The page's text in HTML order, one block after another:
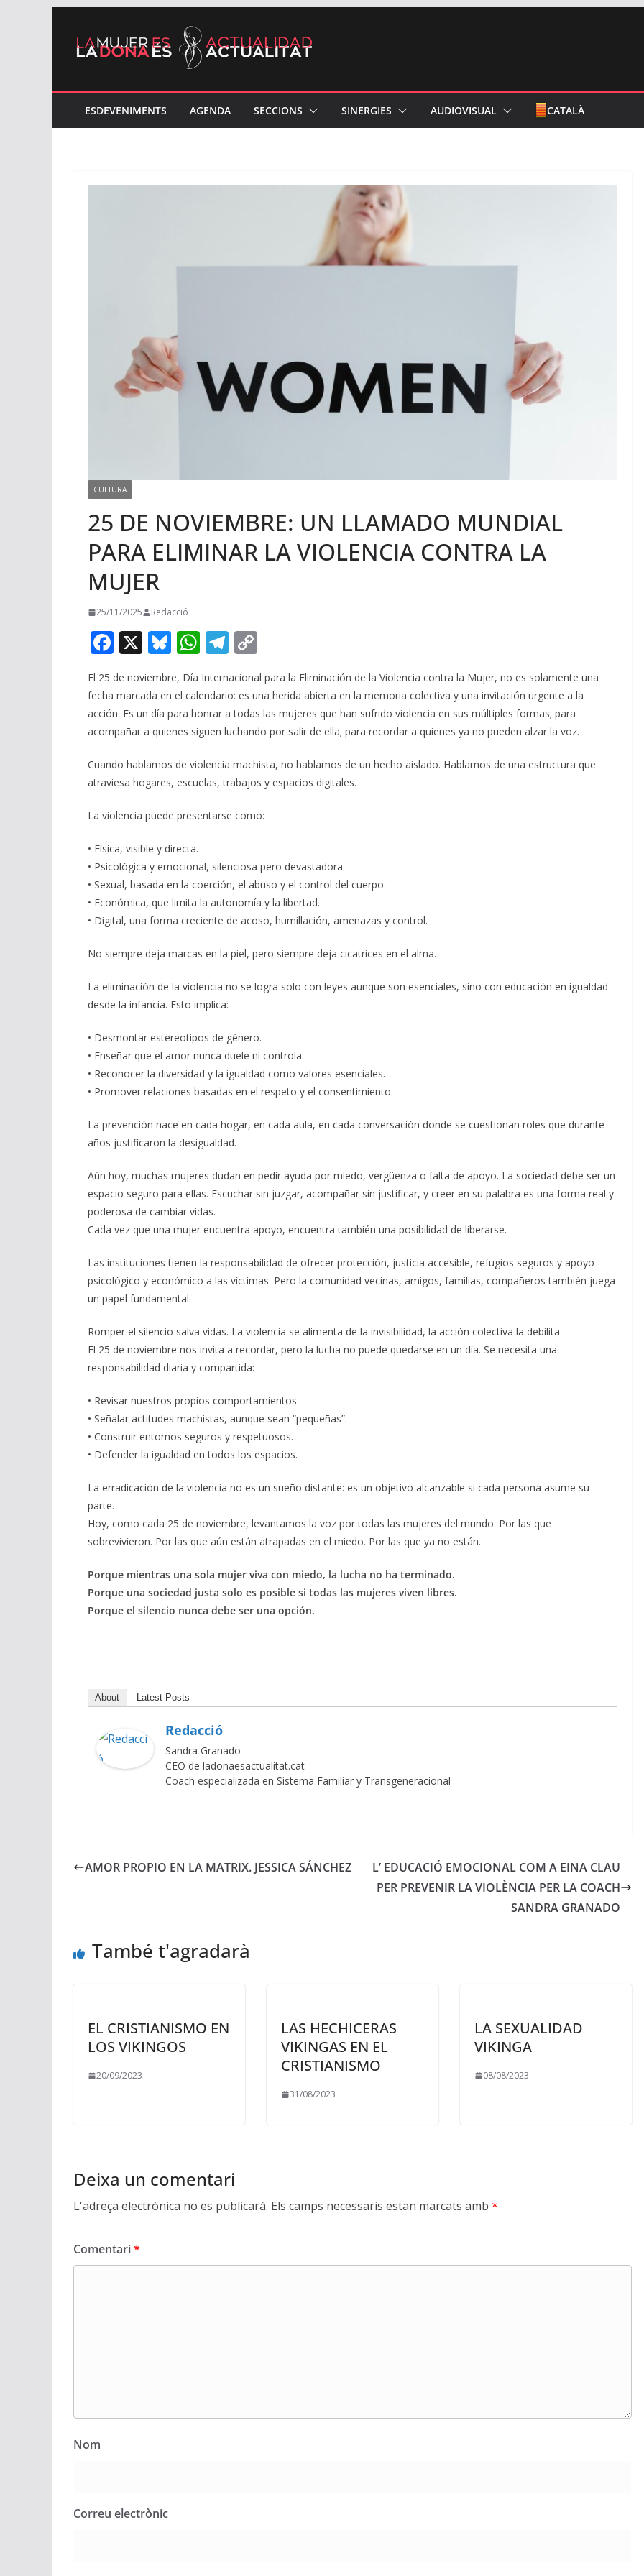
content
ESDEVENIMENTS AGENDA SECCIONS SINERGIES AUDIOVISUAL CATALÀ
CULTURA
25 DE NOVIEMBRE: UN LLAMADO MUNDIAL
PARA ELIMINAR LA VIOLENCIA CONTRA LA
MUJER
25/11/2025 Redacció
F
ac
e
b
o
o
k
X Bl
e
sk
y
W
at
s
A
p
p
T
e
gr
a
m
o
p
y
Li
n
k
El 25 de noviembre, Día Internacional para la Eliminación de la Violencia contra la Mujer, no es solamente una
fecha marcada en el calendario: es una herida abierta en la memoria colectiva y una invitación urgente a la
acción. Es un día para honrar a todas las mujeres que han sufrido violencia en sus múltiples formas; para
acompañar a quienes siguen luchando por salir de ella; para recordar a quienes ya no pueden alzar la voz.
Cuando hablamos de violencia machista, no hablamos de un hecho aislado. Hablamos de una estructura que
atraviesa hogares, escuelas, trabajos y espacios digitales.
La violencia puede presentarse como:
• Física, visible y directa.
• Psicológica y emocional, silenciosa pero devastadora.
• Sexual, basada en la coerción, el abuso y el control del cuerpo.
• Económica, que limita la autonomía y la libertad.
• Digital, una forma creciente de acoso, humillación, amenazas y control.
No siempre deja marcas en la piel, pero siempre deja cicatrices en el alma.
La eliminación de la violencia no se logra solo con leyes aunque son esenciales, sino con educación en igualdad
desde la infancia. Esto implica:
• Desmontar estereotipos de género.
• Enseñar que el amor nunca duele ni controla.
• Reconocer la diversidad y la igualdad como valores esenciales.
• Promover relaciones basadas en el respeto y el consentimiento.
La prevención nace en cada hogar, en cada aula, en cada conversación donde se cuestionan roles que durante
años justificaron la desigualdad.
Aún hoy, muchas mujeres dudan en pedir ayuda por miedo, vergüenza o falta de apoyo. La sociedad debe ser un
espacio seguro para ellas. Escuchar sin juzgar, acompañar sin justificar, y creer en su palabra es una forma real y
poderosa de cambiar vidas.
Cada vez que una mujer encuentra apoyo, encuentra también una posibilidad de liberarse.
Las instituciones tienen la responsabilidad de ofrecer protección, justicia accesible, refugios seguros y apoyo
psicológico y económico a las víctimas. Pero la comunidad vecinas, amigos, familias, compañeros también juega
un papel fundamental.
Romper el silencio salva vidas. La violencia se alimenta de la invisibilidad, la acción colectiva la debilita.
El 25 de noviembre nos invita a recordar, pero la lucha no puede quedarse en un día. Se necesita una
responsabilidad diaria y compartida:
• Revisar nuestros propios comportamientos.
• Señalar actitudes machistas, aunque sean “pequeñas”.
• Construir entornos seguros y respetuosos.
• Defender la igualdad en todos los espacios.
La erradicación de la violencia no es un sueño distante: es un objetivo alcanzable si cada persona asume su
parte.
Hoy, como cada 25 de noviembre, levantamos la voz por todas las mujeres del mundo. Por las que
sobrevivieron. Por las que aún están atrapadas en el miedo. Por las que ya no están.
Porque mientras una sola mujer viva con miedo, la lucha no ha terminado.
Porque una sociedad justa solo es posible si todas las mujeres viven libres.
Porque el silencio nunca debe ser una opción.
About Latest Posts
Redacció
Sandra Granado
CEO de ladonaesactualitat.cat
Coach especializada en Sistema Familiar y Transgeneracional
AMOR PROPIO EN LA MATRIX. JESSICA SÁNCHEZ
L’ EDUCACIÓ EMOCIONAL COM A EINA CLAU
PER PREVENIR LA VIOLÈNCIA PER LA COACH
SANDRA GRANADO
També t'agradarà
EL CRISTIANISMO EN
LOS VIKINGOS
20/09/2023
LAS HECHICERAS
VIKINGAS EN EL
CRISTIANISMO
31/08/2023
LA SEXUALIDAD
VIKINGA
08/08/2023
Deixa un comentari
L'adreça electrònica no es publicarà. Els camps necessaris estan marcats amb *
Comentari*
Nom
Correu electrònic